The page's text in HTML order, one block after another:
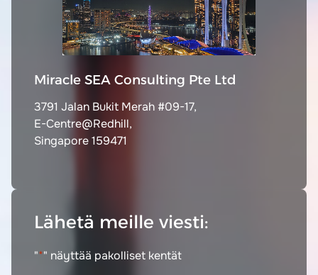
Miracle SEA Consulting Pte Ltd
3791 Jalan Bukit Merah #09-17,
E-Centre@Redhill,
Singapore 159471
Lähetä meille viesti:
"*" näyttää pakolliset kentät